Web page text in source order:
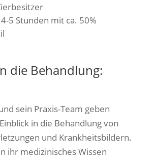
5 Stunden mit ca. 50%
die Behandlung:
sein Praxis-Team geben
in die Behandlung von
und Krankheitsbildern.
ihr medizinisches Wissen